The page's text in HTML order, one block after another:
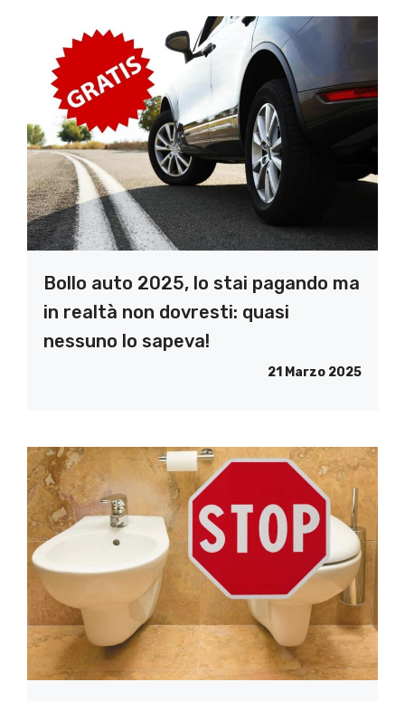
Bollo auto 2025, lo stai pagando ma
in realtà non dovresti: quasi
nessuno lo sapeva!
21 Marzo 2025